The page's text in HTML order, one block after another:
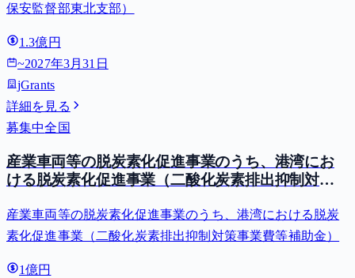
保安監督部東北支部）
1.3億円
~2027年3月31日
jGrants
詳細を見る
募集中全国
産業車両等の脱炭素化促進事業のうち、港湾にお
ける脱炭素化促進事業（二酸化炭素排出抑制対策
産業車両等の脱炭素化促進事業のうち、港湾における脱炭
素化促進事業（二酸化炭素排出抑制対策事業費等補助金）
1億円